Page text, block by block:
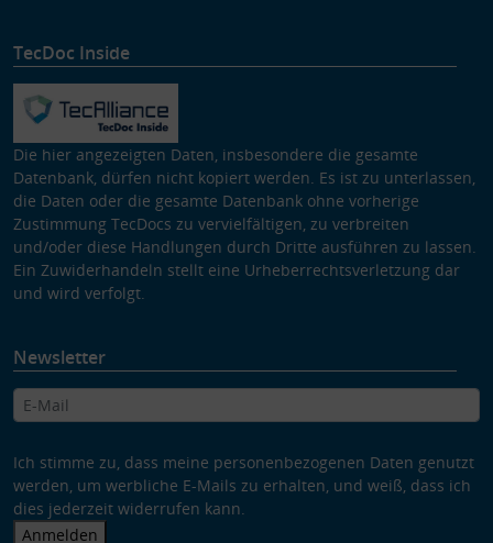
TecDoc Inside
Die hier angezeigten Daten, insbesondere die gesamte
Datenbank, dürfen nicht kopiert werden. Es ist zu unterlassen,
die Daten oder die gesamte Datenbank ohne vorherige
Zustimmung TecDocs zu vervielfältigen, zu verbreiten
und/oder diese Handlungen durch Dritte ausführen zu lassen.
Ein Zuwiderhandeln stellt eine Urheberrechtsverletzung dar
und wird verfolgt.
Newsletter
Ich stimme zu, dass meine personenbezogenen Daten genutzt
werden, um werbliche E-Mails zu erhalten, und weiß, dass ich
dies jederzeit widerrufen kann.
Anmelden